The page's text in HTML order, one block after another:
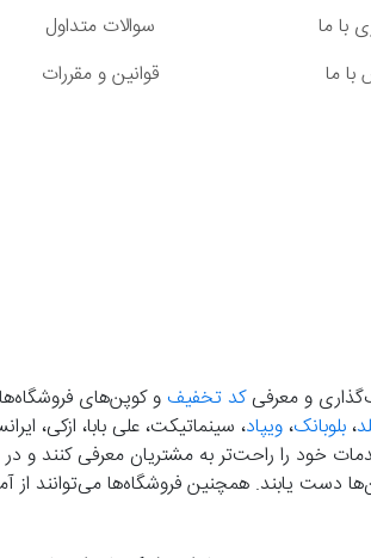
با ما
با ما
سوالات متداول
قوانین و مقررات
و معرفیکد تخفیفو کوپن‌های
، بلوبانک، ویپاد، سینماتیکت، علی بابا، ازکی،
خود را راحت‌تر به مشتریان معرفی کنند و در
دست‌ یابند. همچنین فروشگاه‌ها می‌توانند از